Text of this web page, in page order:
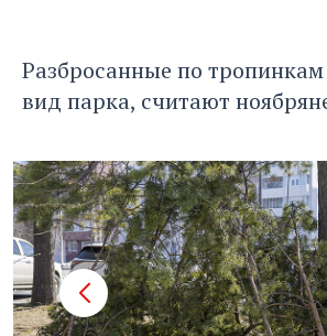
Разбросанные по тропинкам
вид парка, считают